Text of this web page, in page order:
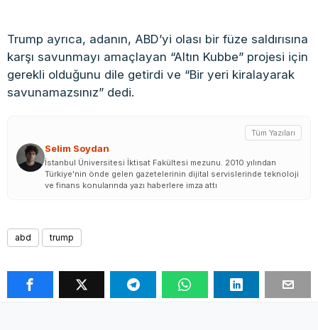
Trump ayrıca, adanın, ABD’yi olası bir füze saldırısına
karşı savunmayı amaçlayan “Altın Kubbe” projesi için
gerekli olduğunu dile getirdi ve “Bir yeri kiralayarak
savunamazsınız” dedi.
Selim Soydan
Tüm Yazıları
İstanbul Üniversitesi İktisat Fakültesi mezunu. 2010 yılından
Türkiye'nin önde gelen gazetelerinin dijital servislerinde teknoloji
ve finans konularında yazı haberlere imza attı
abd trump